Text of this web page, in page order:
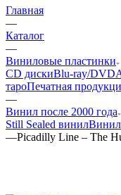
Главная
—
Каталог
—
Виниловые пластинки
CD дискиBlu-ray/DVD
тароПечатная
—
Винил после 2000 года
Still Sealed винилВинил
—Picadilly Line – The